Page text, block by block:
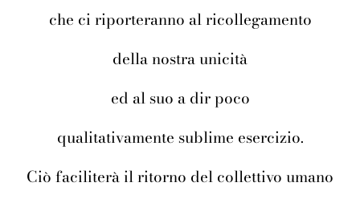
che ci riporteranno al ricollegamento
della nostra unicità
ed al suo a dir poco
qualitativamente sublime esercizio.
Ciò faciliterà il ritorno del collettivo umano